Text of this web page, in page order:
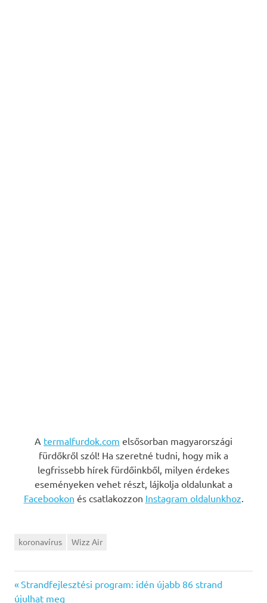
A termalfurdok.com elsősorban magyarországi
fürdőkről szól! Ha szeretné tudni, hogy mik a
legfrissebb hírek fürdőinkből, milyen érdekes
eseményeken vehet részt, lájkolja oldalunkat a
Facebookon és csatlakozzon Instagram oldalunkhoz
koronavírus Wizz Air
Bejegyzés
Previous
Post:
Strandfejlesztési program: idén újabb 86 strand
újulhat meg